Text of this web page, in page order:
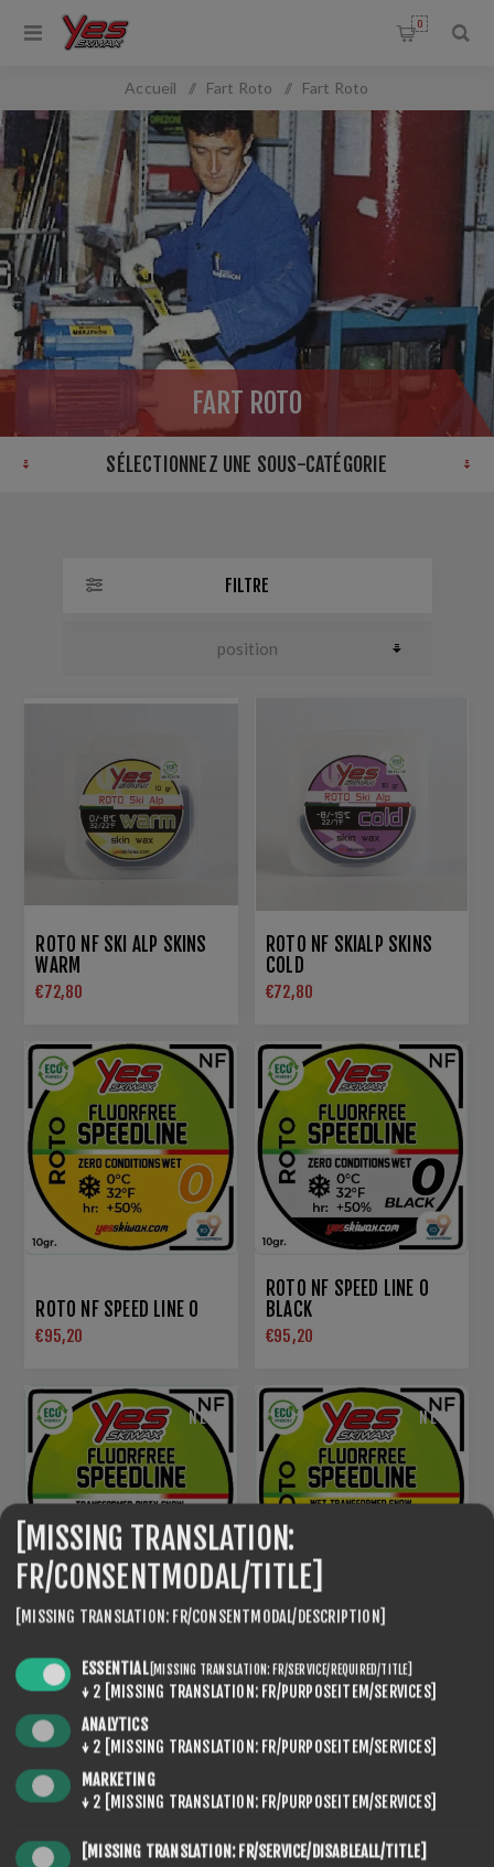
0
Accueil / Fart Roto / Fart Roto
FART ROTO
SÉLECTIONNEZ UNE SOUS-CATÉGORIE
FILTRE
ROTO NF SKI ALP SKINS
WARM
€72,80
ROTO NF SKIALP SKINS
COLD
€72,80
ROTO NF SPEED LINE 0
€95,20
ROTO NF SPEED LINE 0
BLACK
€95,20
NEW
ROTO NF SPEED LINE 10
€95,20
NEW
€95,20
[MISSING TRANSLATION:
FR/CONSENTMODAL/TITLE]
[MISSING TRANSLATION: FR/CONSENTMODAL/DESCRIPTION]
ESSENTIAL [MISSING TRANSLATION: FR/SERVICE/REQUIRED/TITLE]
↓ 2 [MISSING TRANSLATION: FR/PURPOSEITEM/SERVICES]
ANALYTICS
↓ 2 [MISSING TRANSLATION: FR/PURPOSEITEM/SERVICES]
MARKETING
↓ 2 [MISSING TRANSLATION: FR/PURPOSEITEM/SERVICES]
[MISSING TRANSLATION: FR/SERVICE/DISABLEALL/TITLE]